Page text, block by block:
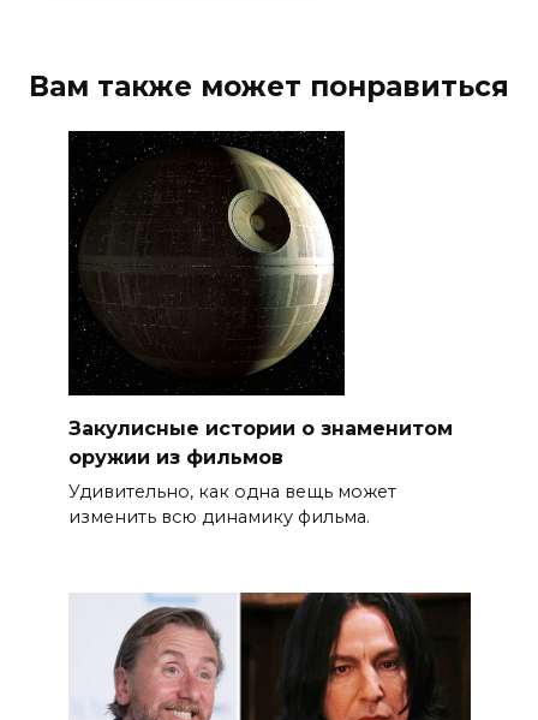
Вам также может понравиться
Закулисные истории о знаменитом
оружии из фильмов
Удивительно, как одна вещь может
изменить всю динамику фильма.